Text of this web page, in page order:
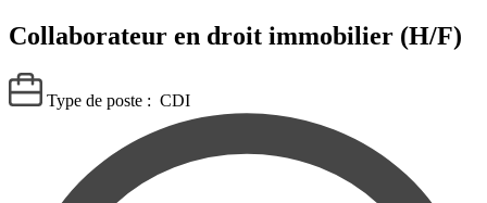
Collaborateur en droit immobilier (H/F)
Type de poste : CDI